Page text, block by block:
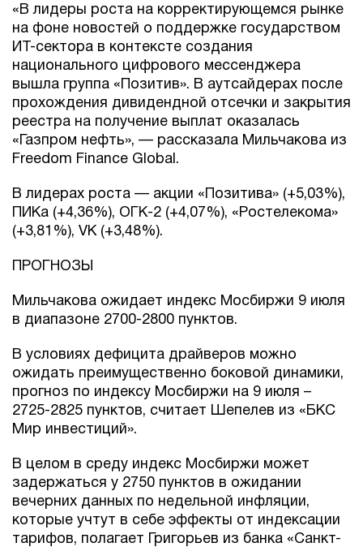
«В лидеры роста на корректирующемся рынке
на фоне новостей о поддержке государством
ИТ-сектора в контексте создания
национального цифрового мессенджера
вышла группа «Позитив». В аутсайдерах после
прохождения дивидендной отсечки и закрытия
реестра на получение выплат оказалась
«Газпром нефть», — рассказала Мильчакова из
Freedom Finance Global.
В лидерах роста — акции «Позитива» (+5,03%),
ПИКа (+4,36%), ОГК-2 (+4,07%), «Ростелекома»
(+3,81%), VK (+3,48%).
ПРОГНОЗЫ
Мильчакова ожидает индекс Мосбиржи 9 июля
в диапазоне 2700-2800 пунктов.
В условиях дефицита драйверов можно
ожидать преимущественно боковой динамики,
прогноз по индексу Мосбиржи на 9 июля –
2725-2825 пунктов, считает Шепелев из «БКС
Мир инвестиций».
В целом в среду индекс Мосбиржи может
задержаться у 2750 пунктов в ожидании
вечерних данных по недельной инфляции,
которые учтут в себе эффекты от индексации
тарифов, полагает Григорьев из банка «Санкт-